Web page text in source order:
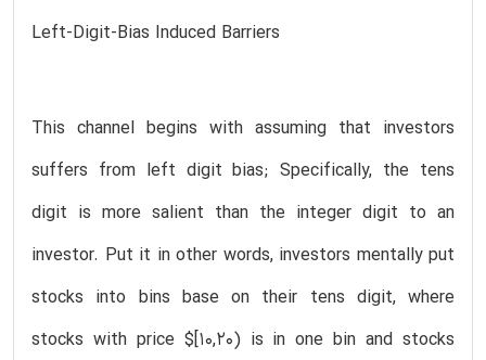
Left-Digit-Bias Induced Barriers
This channel begins with assuming that investors
suffers from left digit bias; Specifically, the tens
digit is more salient than the integer digit to an
investor. Put it in other words, investors mentally put
stocks into bins base on their tens digit, where
stocks with price $[10,20) is in one bin and stocks